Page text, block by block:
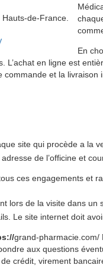
de-France.
En
L’achat en ligne est
et la livraison
site qui procède a la
de l’officine et
ces engagements et
lors de la visite dans
Le site internet doit
grand-pharmacie.com/
aux questions
crédit, virement